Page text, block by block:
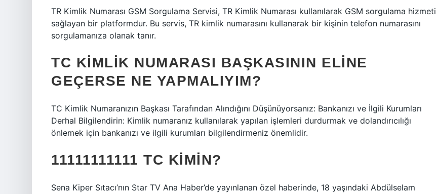
TR Kimlik Numarası GSM Sorgulama Servisi, TR Kimlik Numarası kullanılarak GSM sorgulama hizmeti
sağlayan bir platformdur. Bu servis, TR kimlik numarasını kullanarak bir kişinin telefon numarasını
sorgulamanıza olanak tanır.
TC KIMLIK NUMARASI BAŞKASININ ELINE
GEÇERSE NE YAPMALIYIM?
TC Kimlik Numaranızın Başkası Tarafından Alındığını Düşünüyorsanız: Bankanızı ve İlgili Kurumları
Derhal Bilgilendirin: Kimlik numaranız kullanılarak yapılan işlemleri durdurmak ve dolandırıcılığı
önlemek için bankanızı ve ilgili kurumları bilgilendirmeniz önemlidir.
11111111111 TC KIMIN?
Sena Kiper Sıtacı’nın Star TV Ana Haber’de yayınlanan özel haberinde, 18 yaşındaki Abdülselam